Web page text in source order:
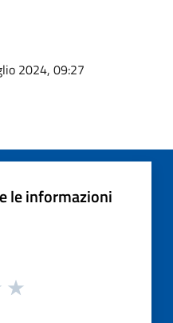
2024, 09:27
le informazioni